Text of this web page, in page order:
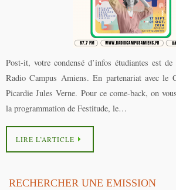
Post-it, votre condensé d’infos étudiantes est
Radio Campus Amiens. En partenariat avec le
Picardie Jules Verne. Pour ce come-back, on
la programmation de Festitude, le…
LIRE L’ARTICLE
RECHERCHER UNE EMISSION